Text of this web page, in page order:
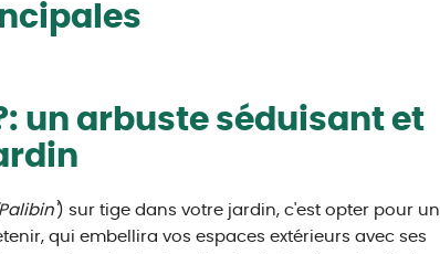
un arbuste séduisant et
) sur tige dans votre jardin, c'est opter pour un
qui embellira vos espaces extérieurs avec ses